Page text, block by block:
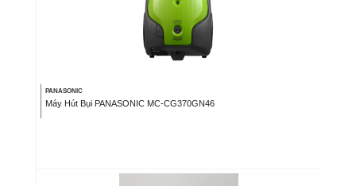
PANASONIC
Máy Hút Bụi PANASONIC MC-CG370GN46